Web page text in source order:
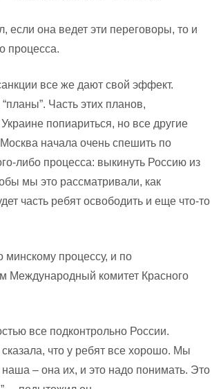
если она ведет эти переговоры, то и
процесса.
все же дают свой эффект.
Часть этих планов,
попиариться, но все другие
начала очень спешить по
либо процесса: выкинуть Россию из
мы это рассматривали, как
часть ребят освободить и еще что-то
минскому процессу, и по
Международный комитет Красного
все подконтрольно России.
что у ребят все хорошо. Мы
– она их, и это надо понимать. Это